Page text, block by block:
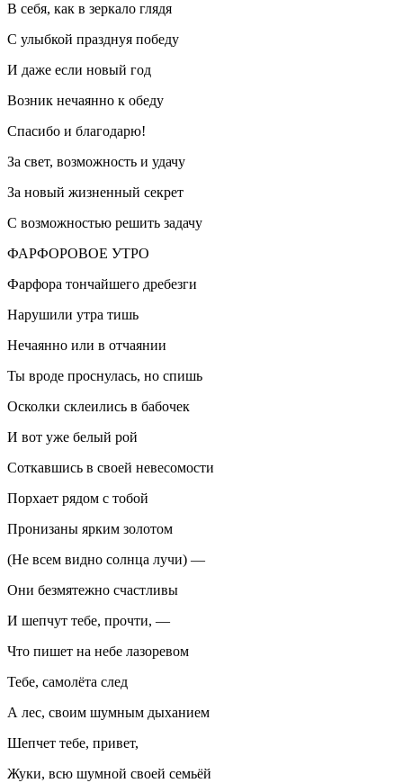
В себя, как в зеркало глядя
С улыбкой празднуя победу
И даже если новый год
Возник нечаянно к обеду
Спасибо и благодарю!
За свет, возможность и удачу
За новый жизненный секрет
С возможностью решить задачу
ФАРФОРОВОЕ УТРО
Фарфора тончайшего дребезги
Нарушили утра тишь
Нечаянно или в отчаянии
Ты вроде проснулась, но спишь
Осколки склеились в бабочек
И вот уже белый рой
Соткавшись в своей невесомости
Порхает рядом с тобой
Пронизаны ярким золотом
(Не всем видно солнца лучи) —
Они безмятежно счастливы
И шепчут тебе, прочти, —
Что пишет на небе лазоревом
Тебе, самолёта след
А лес, своим шумным дыханием
Шепчет тебе, привет,
Жуки, всю шумной своей семьёй